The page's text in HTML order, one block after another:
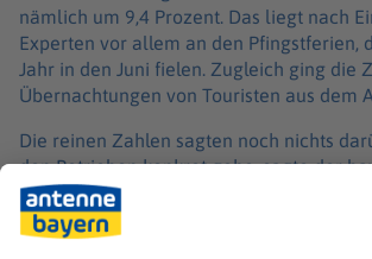
nämlich um 9,4 Prozent. Das liegt nach
Experten vor allem an den Pfingstferien,
Jahr in den Juni fielen. Zugleich ging die
Übernachtungen von Touristen aus dem
Die reinen Zahlen sagten noch nichts
den Betrieben konkret gehe, sagte der
Landesgeschäftsführer des Hotel- und
Gaststättenverbandes (Dehoga), Thomas
Betriebe hätten enorme